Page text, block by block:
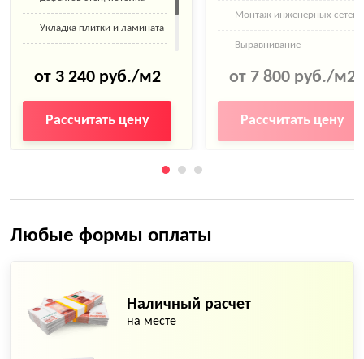
Укладка плитки и ламината
Поклейка обоев
от 3 240 руб./м2
Рассчитать цену
Монтаж инженерных сетей
Выравнивание
от 7 800 руб./м2
Рассчитать цену
Любые формы оплаты
Наличный расчет
на месте